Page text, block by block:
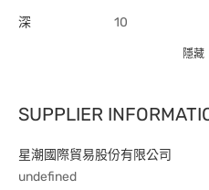
深 10
隱藏
SUPPLIER
星潮國際貿易股份有限公司
undefined